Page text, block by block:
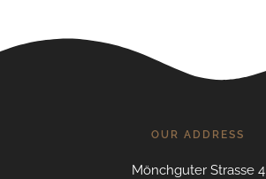
OUR ADDRESS
Mönchguter Strasse 4